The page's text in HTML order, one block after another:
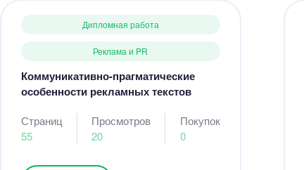
Дипломная работа
Реклама и PR
Коммуникативно-прагматические
особенности рекламных текстов
Страниц
55
Просмотров
20
Покупок
0